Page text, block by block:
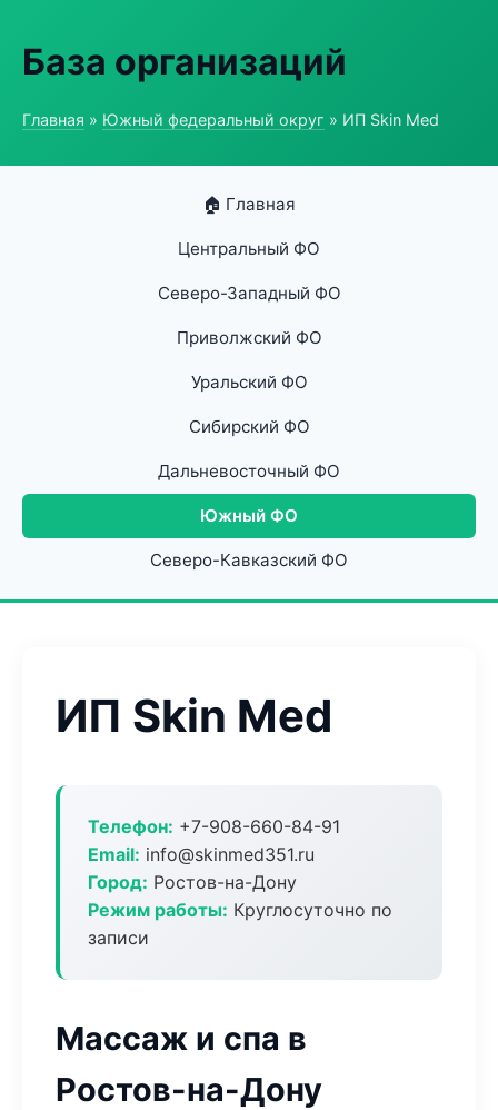
База организаций
Главная » Южный федеральный округ » ИП Skin Med
🏠 Главная
Центральный ФО
Северо-Западный ФО
Приволжский ФО
Уральский ФО
Сибирский ФО
Дальневосточный ФО
Южный ФО
Северо-Кавказский ФО
ИП Skin Med
Телефон: +7-908-660-84-91
Email: info@skinmed351.ru
Город: Ростов-на-Дону
Режим работы: Круглосуточно по
записи
Массаж и спа в
Ростов-на-Дону